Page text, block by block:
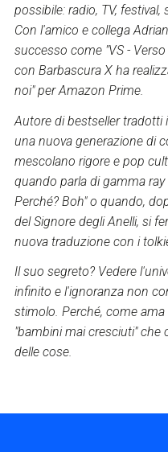
possibile: radio, TV,
Con l'amico e collega
successo come "VS -
con Barbascura X ha
noi" per Amazon Prime.
Autore di bestseller tradotti
una nuova generazione di
mescolano rigore e pop
quando parla di gamma
Perché? Boh" o quando,
del Signore degli Anelli, si
nuova traduzione con i
Il suo segreto? Vedere
infinito e l'ignoranza non
stimolo. Perché, come
"bambini mai cresciuti" che
delle cose.